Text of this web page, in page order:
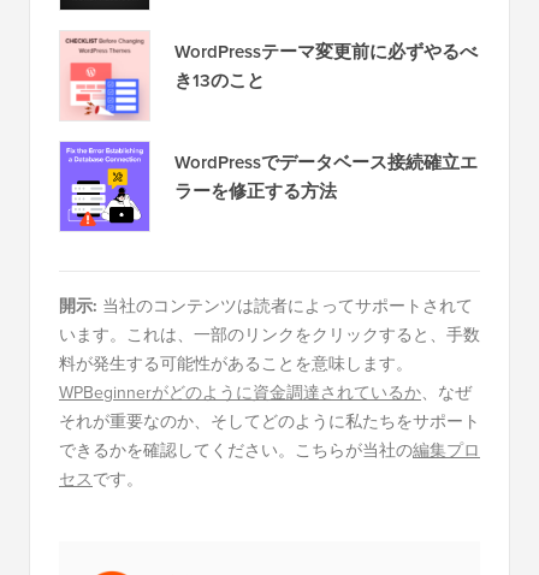
WordPressテーマ変更前に必ずやるべ
き13のこと
WordPressでデータベース接続確立エ
ラーを修正する方法
開示: 当社のコンテンツは読者によってサポートされて
います。これは、一部のリンクをクリックすると、手数
料が発生する可能性があることを意味します。
WPBeginnerがどのように資金調達されているか、なぜ
それが重要なのか、そしてどのように私たちをサポート
できるかを確認してください。こちらが当社の編集プロ
セスです。